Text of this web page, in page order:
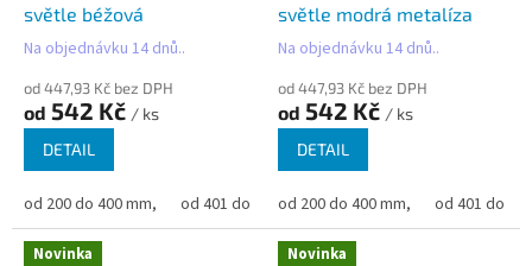
světle béžová
Na objednávku 14 dnů..
od 447,93 Kč bez DPH
od 542 Kč / ks
DETAIL
od 200 do 400 mm, od 401 do 500 mm, od 501 do 600 mm, od
světle modrá metalíza
Na objednávku 14 dnů..
od 447,93 Kč bez DPH
od 542 Kč / ks
DETAIL
od 200 do 400 mm, od 401 do
Novinka Novinka